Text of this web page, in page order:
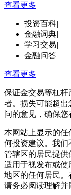
查看更多
投资百科|
金融词典|
学习交易|
金融问答
查看更多
保证金交易等杠
者。损失可能超
问的意见，确保您
本网站上显示的
何投资建议。我
管辖区的居民提
适用于视发布或
地区的任何居民。
请务必阅读理解并